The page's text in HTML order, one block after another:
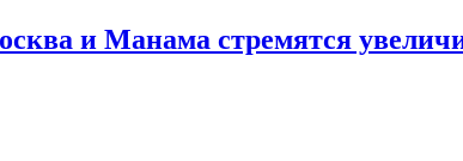
и Манама стремятся